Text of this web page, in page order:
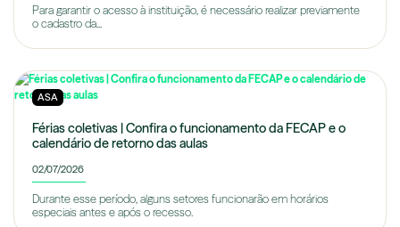
Para garantir o acesso à instituição, é necessário realizar previamente
o cadastro da...
ASA
Férias coletivas | Confira o funcionamento da FECAP e o
calendário de retorno das aulas
02/07/2026
Durante esse período, alguns setores funcionarão em horários
especiais antes e após o recesso.